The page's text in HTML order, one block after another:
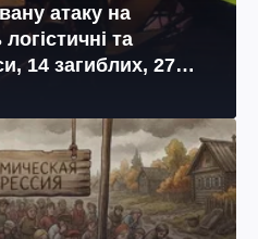
атаку на
та
14 загиблих, 27